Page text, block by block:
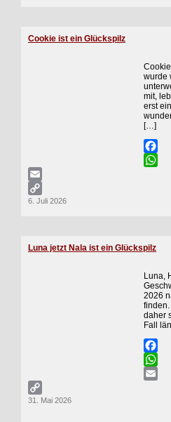
Cookie ist ein Glückspilz
wurde
mit,
erst
[…]
WhatsApp
Email
Copy
6. Juli 2026
Luna jetzt Nala ist ein Glückspilz
Luna,
2026
daher
Fall
Email
Copy
31. Mai 2026